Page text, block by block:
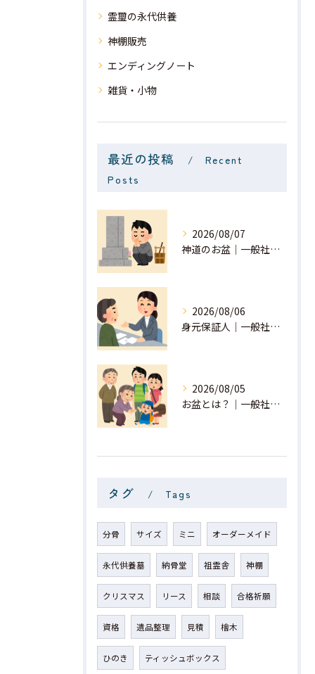
霊璽の永代供養
神棚販売
エンディングノート
雑貨・小物
最近の投稿
Recent
Posts
2026/08/07
神道のお盆｜一般社団法人 星月
2026/08/06
身元保証人｜一般社団法人 星月
2026/08/05
お盆とは？｜一般社団法人 星月
タグ Tags
分骨 サイズ ミニ オーダーメイド
永代供養墓 納骨堂 祖霊舎 神棚
クリスマス リース 相談 合格祈願
資格 遺品整理 見積 檜木
ひのき ティッシュボックス